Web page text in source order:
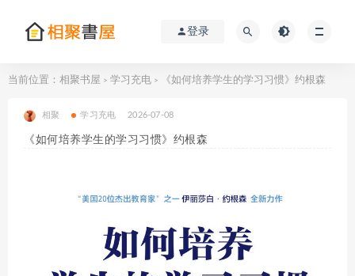
登录
当前位置： 相聚书屋 > 学习充电 > 《如何培养学生的学习习惯》约根森
相聚 学习充电 2026-07-08
《如何培养学生的学习习惯》约根森